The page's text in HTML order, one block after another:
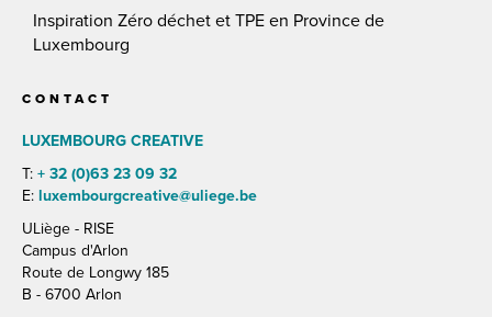
Inspiration Zéro déchet et TPE en Province de
Luxembourg
CONTACT
LUXEMBOURG CREATIVE
T: + 32 (0)63 23 09 32
E: luxembourgcreative@uliege.be
ULiège - RISE
Campus d'Arlon
Route de Longwy 185
B - 6700 Arlon